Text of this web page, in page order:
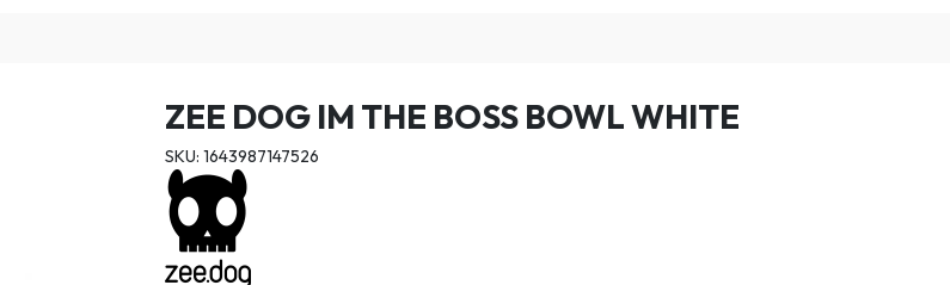
ZEE DOG IM THE BOSS BOWL WHITE
SKU: 1643987147526